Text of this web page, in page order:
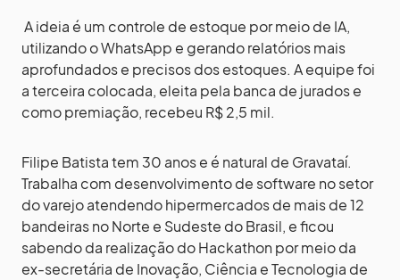
A ideia é um controle de estoque por meio de IA,
utilizando o WhatsApp e gerando relatórios mais
aprofundados e precisos dos estoques. A equipe foi
a terceira colocada, eleita pela banca de jurados e
como premiação, recebeu R$ 2,5 mil.
Filipe Batista tem 30 anos e é natural de Gravataí.
Trabalha com desenvolvimento de software no setor
do varejo atendendo hipermercados de mais de 12
bandeiras no Norte e Sudeste do Brasil, e ficou
sabendo da realização do Hackathon por meio da
ex-secretária de Inovação, Ciência e Tecnologia de